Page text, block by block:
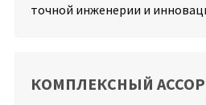
точной инженерии и
КОМПЛЕКСНЫЙ